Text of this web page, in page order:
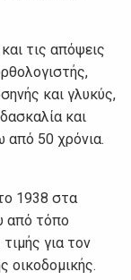
τις απόψεις
και γλυκύς,
και
από 50 χρόνια.
1938 στα
από τόπο
για τον
οικοδομικής.